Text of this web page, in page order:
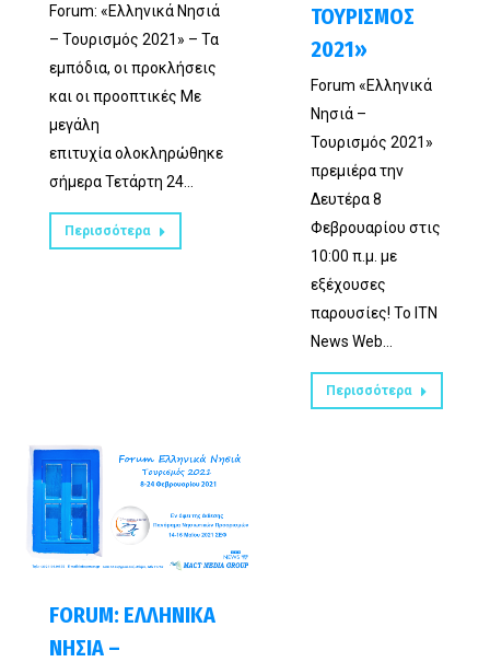
Forum: «Ελληνικά Νησιά
– Τουρισμός 2021» – Τα
εμπόδια, οι προκλήσεις
και οι προοπτικές Με
μεγάλη
επιτυχία ολοκληρώθηκε
σήμερα Τετάρτη 24…
Περισσότερα
ΤΟΥΡΙΣΜΟΣ
2021»
Forum «Ελληνικά
Νησιά –
Τουρισμός 2021»
πρεμιέρα την
Δευτέρα 8
Φεβρουαρίου στις
10:00 π.μ. με
εξέχουσες
παρουσίες! Το ITN
News Web…
Περισσότερα
FORUM: ΕΛΛΗΝΙΚΑ
ΝΗΣΙΑ –